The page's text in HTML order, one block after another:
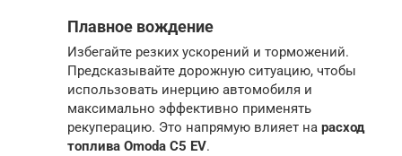
Плавное вождение
Избегайте резких ускорений и торможений.
Предсказывайте дорожную ситуацию, чтобы
использовать инерцию автомобиля и
максимально эффективно применять
рекуперацию. Это напрямую влияет на расход
топлива Omoda C5 EV.